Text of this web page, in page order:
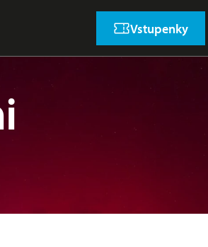
Vstupenky